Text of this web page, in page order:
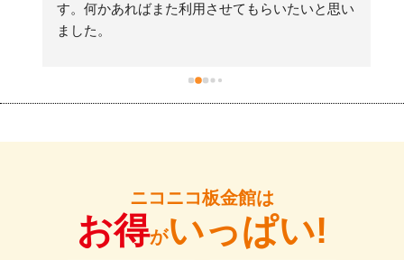
す。何かあればまた利用させてもらいたいと思い
ました。
ニコニコ板金館は
お得がいっぱい!